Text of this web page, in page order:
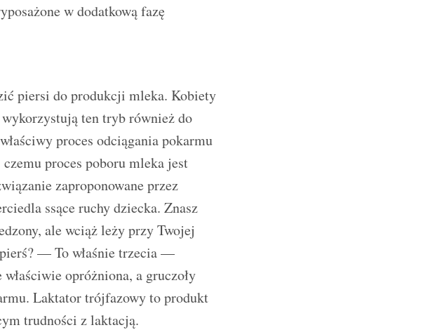
w dodatkową fazę
piersi do produkcji mleka. Kobiety
ten tryb również do
proces odciągania pokarmu
proces poboru mleka jest
zaproponowane przez
ssące ruchy dziecka. Znasz
ale wciąż leży przy Twojej
— To właśnie trzecia —
opróżniona, a gruczoły
Laktator trójfazowy to produkt
trudności z laktacją.